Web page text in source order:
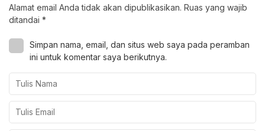
Alamat email Anda tidak akan dipublikasikan. Ruas yang wajib
ditandai *
Simpan nama, email, dan situs web saya pada peramban
ini untuk komentar saya berikutnya.